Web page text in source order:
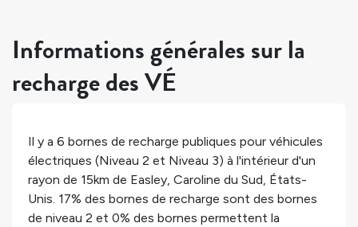
Informations générales sur la
recharge des VÉ
Il y a 6 bornes de recharge publiques pour véhicules
électriques (Niveau 2 et Niveau 3) à l'intérieur d'un
rayon de 15km de Easley, Caroline du Sud, États-
Unis. 17% des bornes de recharge sont des bornes
de niveau 2 et 0% des bornes permettent la